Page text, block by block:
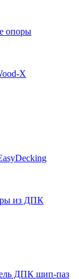
опоры
X
из ДПК
ДПК шип-паз